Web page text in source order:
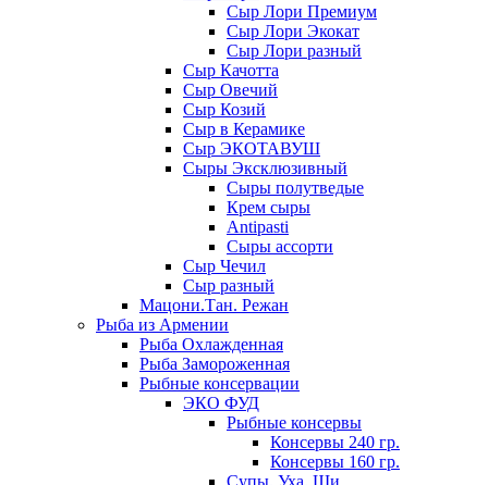
Сыр Лори Премиум
Сыр Лори Экокат
Сыр Лори разный
Сыр Качотта
Сыр Овечий
Сыр Козий
Сыр в Керамике
Сыр ЭКОТАВУШ
Сыры Эксклюзивный
Сыры полутведые
Крем сыры
Antipasti
Сыры ассорти
Сыр Чечил
Сыр разный
Мацони.Тан. Режан
Рыба из Армении
Рыба Охлажденная
Рыба Замороженная
Рыбные консервации
ЭКО ФУД
Рыбные консервы
Консервы 240 гр.
Консервы 160 гр.
Супы. Уха. Щи